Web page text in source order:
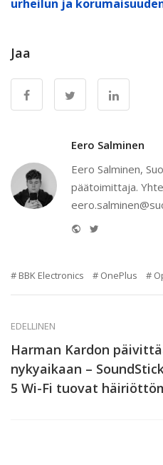
urheilun ja
Jaa
Eero Salminen
Eero Salminen,
päätoimittaja.
Website
BBK Electronics OnePlus
EDELLINEN
Harman Kardon
nykyaikaan –
5 Wi-Fi tuovat